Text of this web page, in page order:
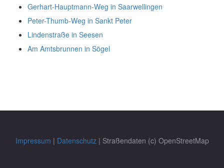
Gerhart-Hauptmann-Weg in Saarwellingen
Peter-Thumb-Weg in Sankt Peter
Lindenstraße in Seesen
Am Amtsbrunnen in Sögel
Impressum | Datenschutz| Straßendaten (c) OpenStreetMap